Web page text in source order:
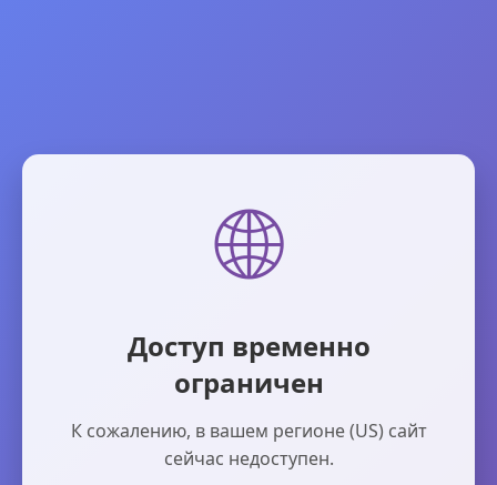
🌐
Доступ временно
ограничен
К сожалению, в вашем регионе (US) сайт
сейчас недоступен.